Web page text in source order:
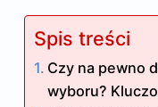
Spis treści
Czy na pewno
wyboru?